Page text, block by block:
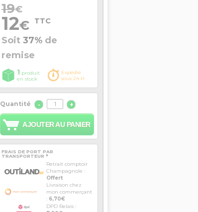
19€
12€ TTC
Soit 37% de
remise
1 produit
en stock
Expédié
sous 24 H
Quantité - +
AJOUTER AU PANIER
FRAIS DE PORT PAR
TRANSPORTEUR *
Retrait comptoir
Champagnole :
Offert
Livraison chez
mon commerçant
: 6,70€
DPD Relais :